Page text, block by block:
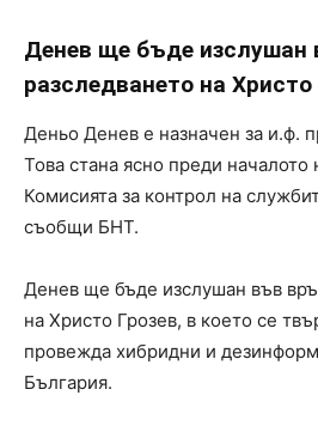
Денев ще бъде изслушан
разследването на Христо
Деньо Денев е назначен за и.ф.
Това стана ясно преди началото
Комисията за контрол на
съобщи БНТ.
Денев ще бъде изслушан във
на Христо Грозев, в което се
провежда хибридни и
България.